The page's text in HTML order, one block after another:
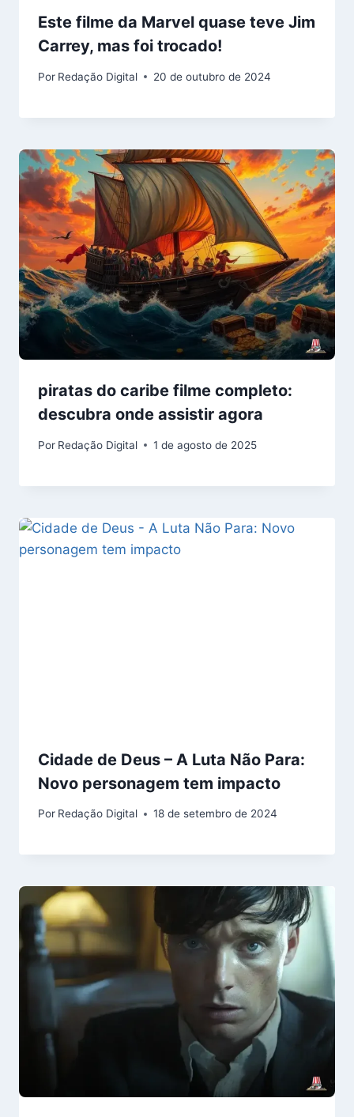
Este filme da Marvel quase teve Jim
Carrey, mas foi trocado!
Por Redação Digital 20 de outubro de 2024
piratas do caribe filme completo:
descubra onde assistir agora
Por Redação Digital 1 de agosto de 2025
Cidade de Deus – A Luta Não Para:
Novo personagem tem impacto
Por Redação Digital 18 de setembro de 2024